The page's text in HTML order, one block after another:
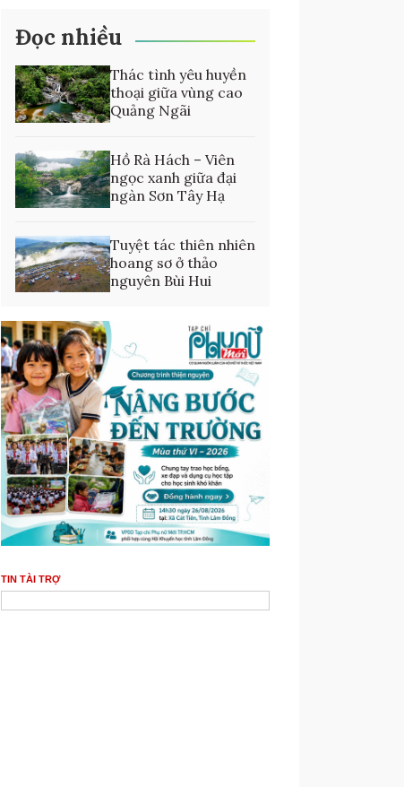
Đọc nhiều
Thác tình yêu huyền
thoại giữa vùng cao
Quảng Ngãi
Hồ Rà Hách – Viên
ngọc xanh giữa đại
ngàn Sơn Tây Hạ
Tuyệt tác thiên nhiên
hoang sơ ở thảo
nguyên Bùi Hui
TIN TÀI TRỢ